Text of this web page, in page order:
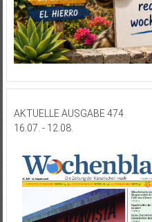
AKTUELLE AUSGABE 474
16.07. - 12.08.